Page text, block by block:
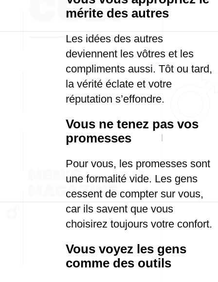
mérite des autres
Les idées des autres
deviennent les vôtres et les
compliments aussi. Tôt ou tard,
la vérité éclate et votre
réputation s’effondre.
Vous ne tenez pas vos
promesses
Pour vous, les promesses sont
une formalité vide. Les gens
cessent de compter sur vous,
car ils savent que vous
choisirez toujours votre confort.
Vous voyez les gens
comme des outils